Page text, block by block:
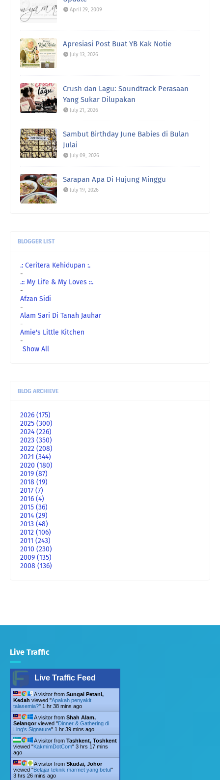
April 29, 2009
Apresiasi Post Buat YB Kak Notie
July 13, 2026
Crush dan Lagu: Soundtrack Perasaan
Yang Sukar Dilupakan
July 21, 2026
Sambut Birthday June Babies di Bulan
Julai
July 09, 2026
Sarapan Apa Di Hujung Minggu
July 19, 2026
BLOGGER LIST
.: Ceritera Kehidupan :.
-
.:: My Life & My Loves ::.
-
Afzan Sidi
-
Alam Sari Di Tanah Jauhar
-
Amie's Little Kitchen
-
Show All
BLOG ARCHIEVE
2026 (175)
2025 (300)
2024 (226)
2023 (350)
2022 (208)
2021 (344)
2020 (180)
2019 (87)
2018 (19)
2017 (7)
2016 (4)
2015 (36)
2014 (29)
2013 (48)
2012 (106)
2011 (243)
2010 (230)
2009 (135)
2008 (136)
Live Traffic
Live Traffic Feed
A visitor from Sungai Petani,
Kedah viewed "Apakah penyakit
talasemia?" 1 hr 38 mins ago
A visitor from Shah Alam,
Selangorviewed "Dinner & Gathering di
Ling's Signature" 1 hr 39 mins ago
A visitor from Tashkent, Toshkent
viewed "KakmimDotCom" 3 hrs 17 mins
ago
A visitor from Skudai, Johor
viewed "Belajar teknik marmet yang betul"
3 hrs 26 mins ago